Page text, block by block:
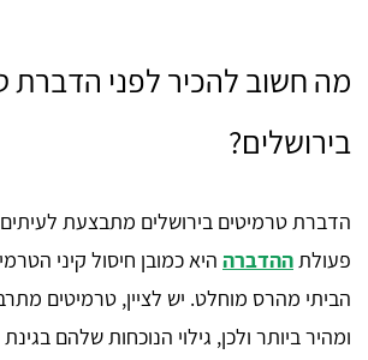
מה חשוב להכיר לפני הדברת
בירושלים?
הדברת טרמיטים בירושלים מתבצעת
פעולתההדברה היא כמובן חיסול קיני
הביתי מהרס מוחלט. יש לציין, טרמיטים
ומהיר ביותר ולכן, גילוי הנוכחות שלהם